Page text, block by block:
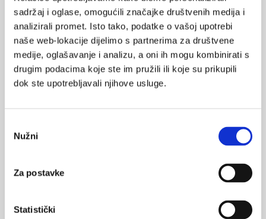
sadržaj i oglase, omogućili značajke društvenih medija i
analizirali promet. Isto tako, podatke o vašoj upotrebi
naše web-lokacije dijelimo s partnerima za društvene
medije, oglašavanje i analizu, a oni ih mogu kombinirati s
drugim podacima koje ste im pružili ili koje su prikupili
dok ste upotrebljavali njihove usluge.
pristanka
Nužni
Za postavke
Statistički
VEZANI SADRŽAJ
Preciznost u liječenju karcinoma